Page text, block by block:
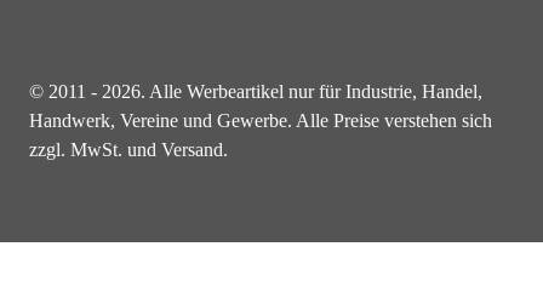
© 2011 - 2026. Alle Werbeartikel nur für Industrie, Handel,
Handwerk, Vereine und Gewerbe. Alle Preise verstehen sich
zzgl. MwSt. und Versand.